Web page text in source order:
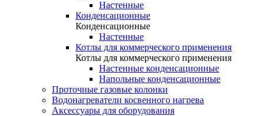
Настенные
Конденсационные
Конденсационные
Настенные
Котлы для коммерческого применения
Котлы для коммерческого применения
Настенные конденсационные
Напольные конденсационные
Проточные газовые колонки
Водонагреватели косвенного нагрева
Аксессуары для оборудования